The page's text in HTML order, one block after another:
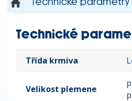
Technické
Třída krmiva
Velikost plemene